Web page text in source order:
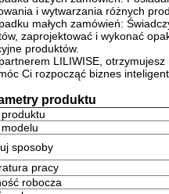
i wytwarzania różnych
małych zamówień:
zaprojektować i wykonać
produktów.
LILIWISE, otrzymujesz
Ci rozpocząć biznes
produktu
sposoby
pracy
robocza